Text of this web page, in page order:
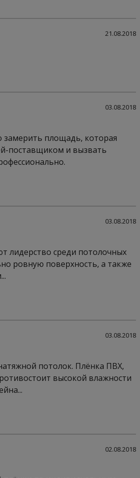
21.08.2018
03.08.2018
замерить площадь, которая
поставщиком и вызвать
03.08.2018
лидерство среди потолочных
ровную поверхность, а также
03.08.2018
потолок. Плёнка ПВХ,
высокой влажности
02.08.2018